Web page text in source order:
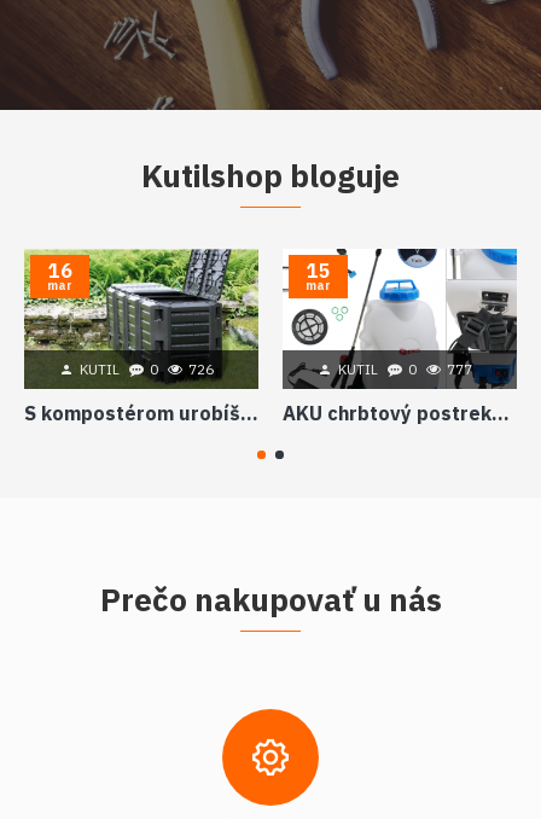
Kutilshop bloguje
16
mar
KUTIL 0 726
S kompostérom urobíš z odpadu poklad
15
mar
KUTIL 0 777
AKU chrbtový postrekovač pomocník v záhrade ale aj v týchto ťažkých časoch
Prečo nakupovať u nás